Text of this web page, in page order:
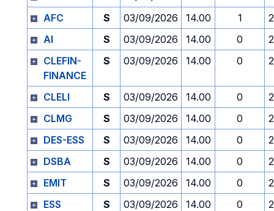
AFC
S 03/09/2026 14.00 1
AI
S 03/09/2026 14.00 0
CLEFIN-
FINANCE
S 03/09/2026 14.00 0
CLELI S 03/09/2026 14.00 0
CLMG
S 03/09/2026 14.00 0
DES-ESS
S 03/09/2026 14.00 0
DSBA
S 03/09/2026 14.00 0
EMIT
S 03/09/2026 14.00 0
ESS
S 03/09/2026 14.00 0